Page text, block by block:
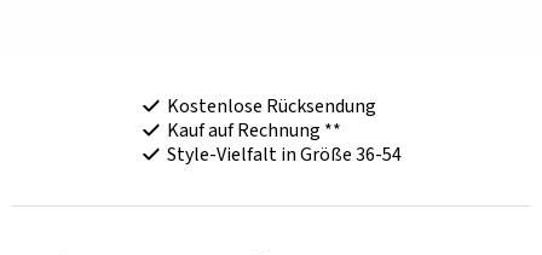
Kostenlose Rücksendung
Kauf auf Rechnung **
Style-Vielfalt in Größe 36-54